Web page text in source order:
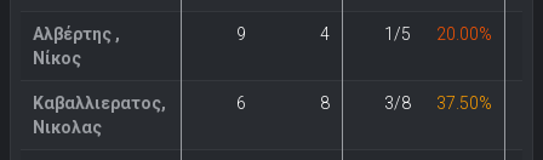
Αλβέρτης ,
Νίκος
9 4 1/5 20.00%
Καβαλλιερατος,
Νικολας
6 8 3/8 37.50%